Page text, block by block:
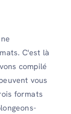
C'est là
compilé
vous
formats